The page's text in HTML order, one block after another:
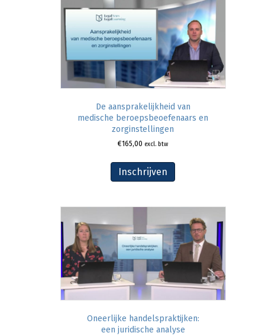
De aansprakelijkheid van
medische beroepsbeoefenaars en
zorginstellingen
€165,00 excl. btw
Inschrijven
Oneerlijke handelspraktijken:
een juridische analyse